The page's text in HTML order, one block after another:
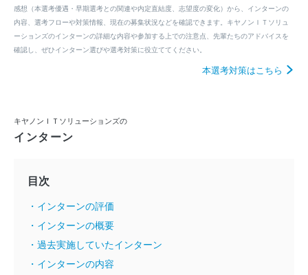
感想（本選考優遇・早期選考との関連や内定直結度、志望度の変化）から、インターンの
内容、選考フローや対策情報、現在の募集状況などを確認できます。キヤノンＩＴソリュ
ーションズのインターンの詳細な内容や参加する上での注意点、先輩たちのアドバイスを
確認し、ぜひインターン選びや選考対策に役立ててください。
本選考対策はこちら
キヤノンＩＴソリューションズの
インターン
目次
・インターンの評価
・インターンの概要
・過去実施していたインターン
・インターンの内容